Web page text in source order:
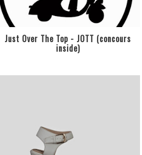
Just Over The Top - JOTT (concours
inside)